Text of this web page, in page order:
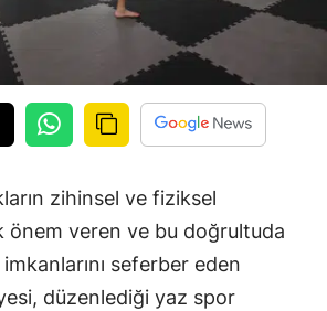
zihinsel ve fiziksel
önem veren ve bu doğrultuda
seferber eden
düzenlediği yaz spor